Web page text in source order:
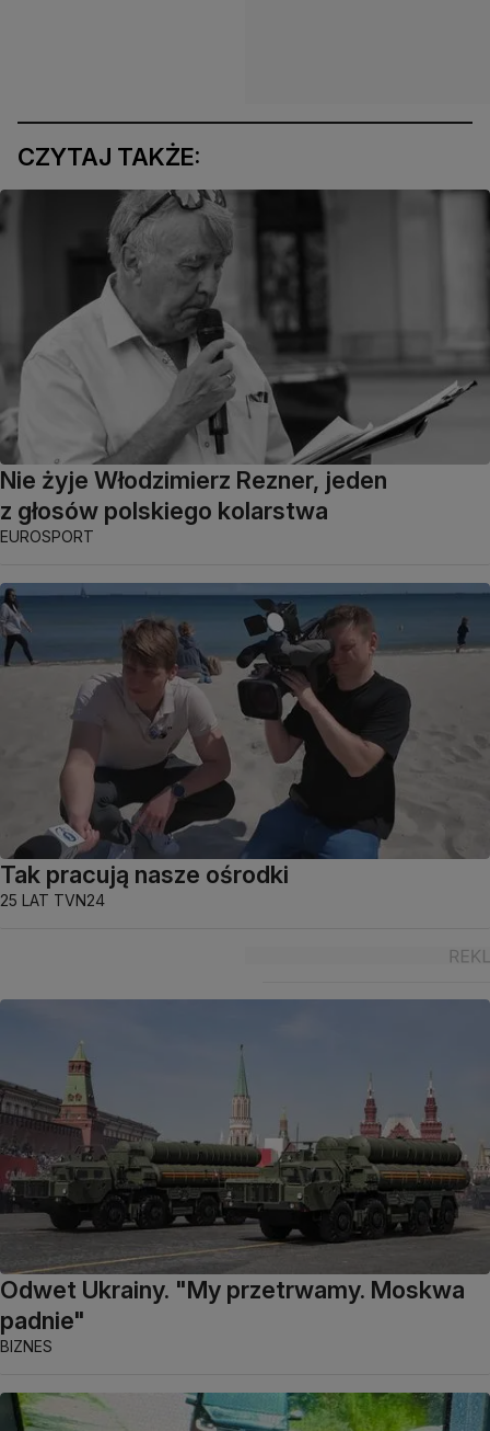
CZYTAJ TAKŻE:
Nie żyje Włodzimierz Rezner, jeden
z głosów polskiego kolarstwa
EUROSPORT
Tak pracują nasze ośrodki
25 LAT TVN24
Odwet Ukrainy. "My przetrwamy. Moskwa
padnie"
BIZNES